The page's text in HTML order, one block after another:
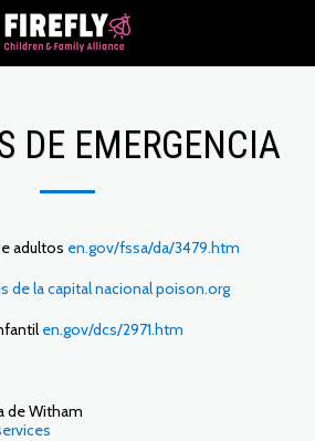
DE EMERGENCIA
adultos en.gov/fssa/da/3479.htm
de la capital nacional poison.org
en.gov/dcs/2971.htm
de Witham